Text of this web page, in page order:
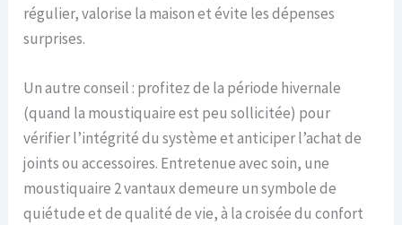
régulier, valorise la maison et évite les dépenses
surprises.
Un autre conseil : profitez de la période hivernale
(quand la moustiquaire est peu sollicitée) pour
vérifier l’intégrité du système et anticiper l’achat de
joints ou accessoires. Entretenue avec soin, une
moustiquaire 2 vantaux demeure un symbole de
quiétude et de qualité de vie, à la croisée du confort